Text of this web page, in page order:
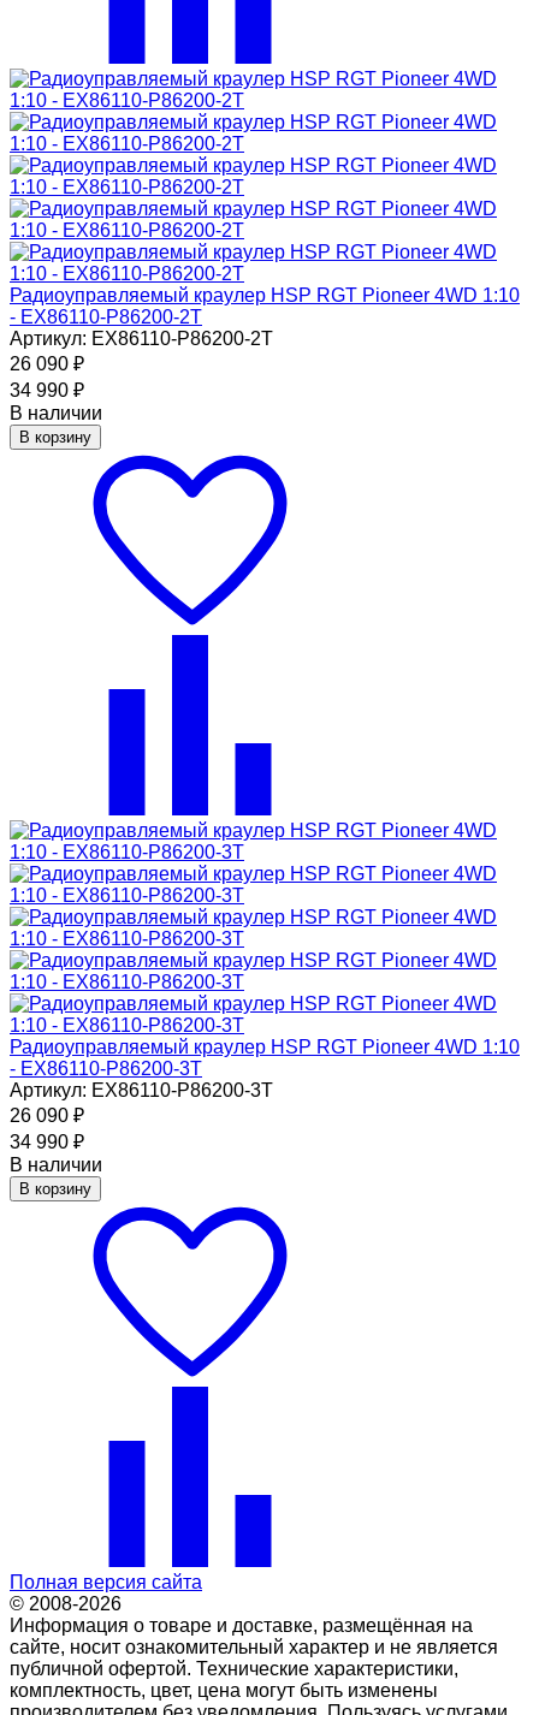
Радиоуправляемый краулер HSP RGT Pioneer 4WD 1:10
- EX86110-P86200-2T
Артикул: EX86110-P86200-2T
26 090 ₽
34 990 ₽
В наличии
В корзину
Радиоуправляемый краулер HSP RGT Pioneer 4WD 1:10
- EX86110-P86200-3T
Артикул: EX86110-P86200-3T
26 090 ₽
34 990 ₽
В наличии
В корзину
Полная версия сайта
© 2008-2026
Информация о товаре и доставке, размещённая на
сайте, носит ознакомительный характер и не является
публичной офертой. Технические характеристики,
комплектность, цвет, цена могут быть изменены